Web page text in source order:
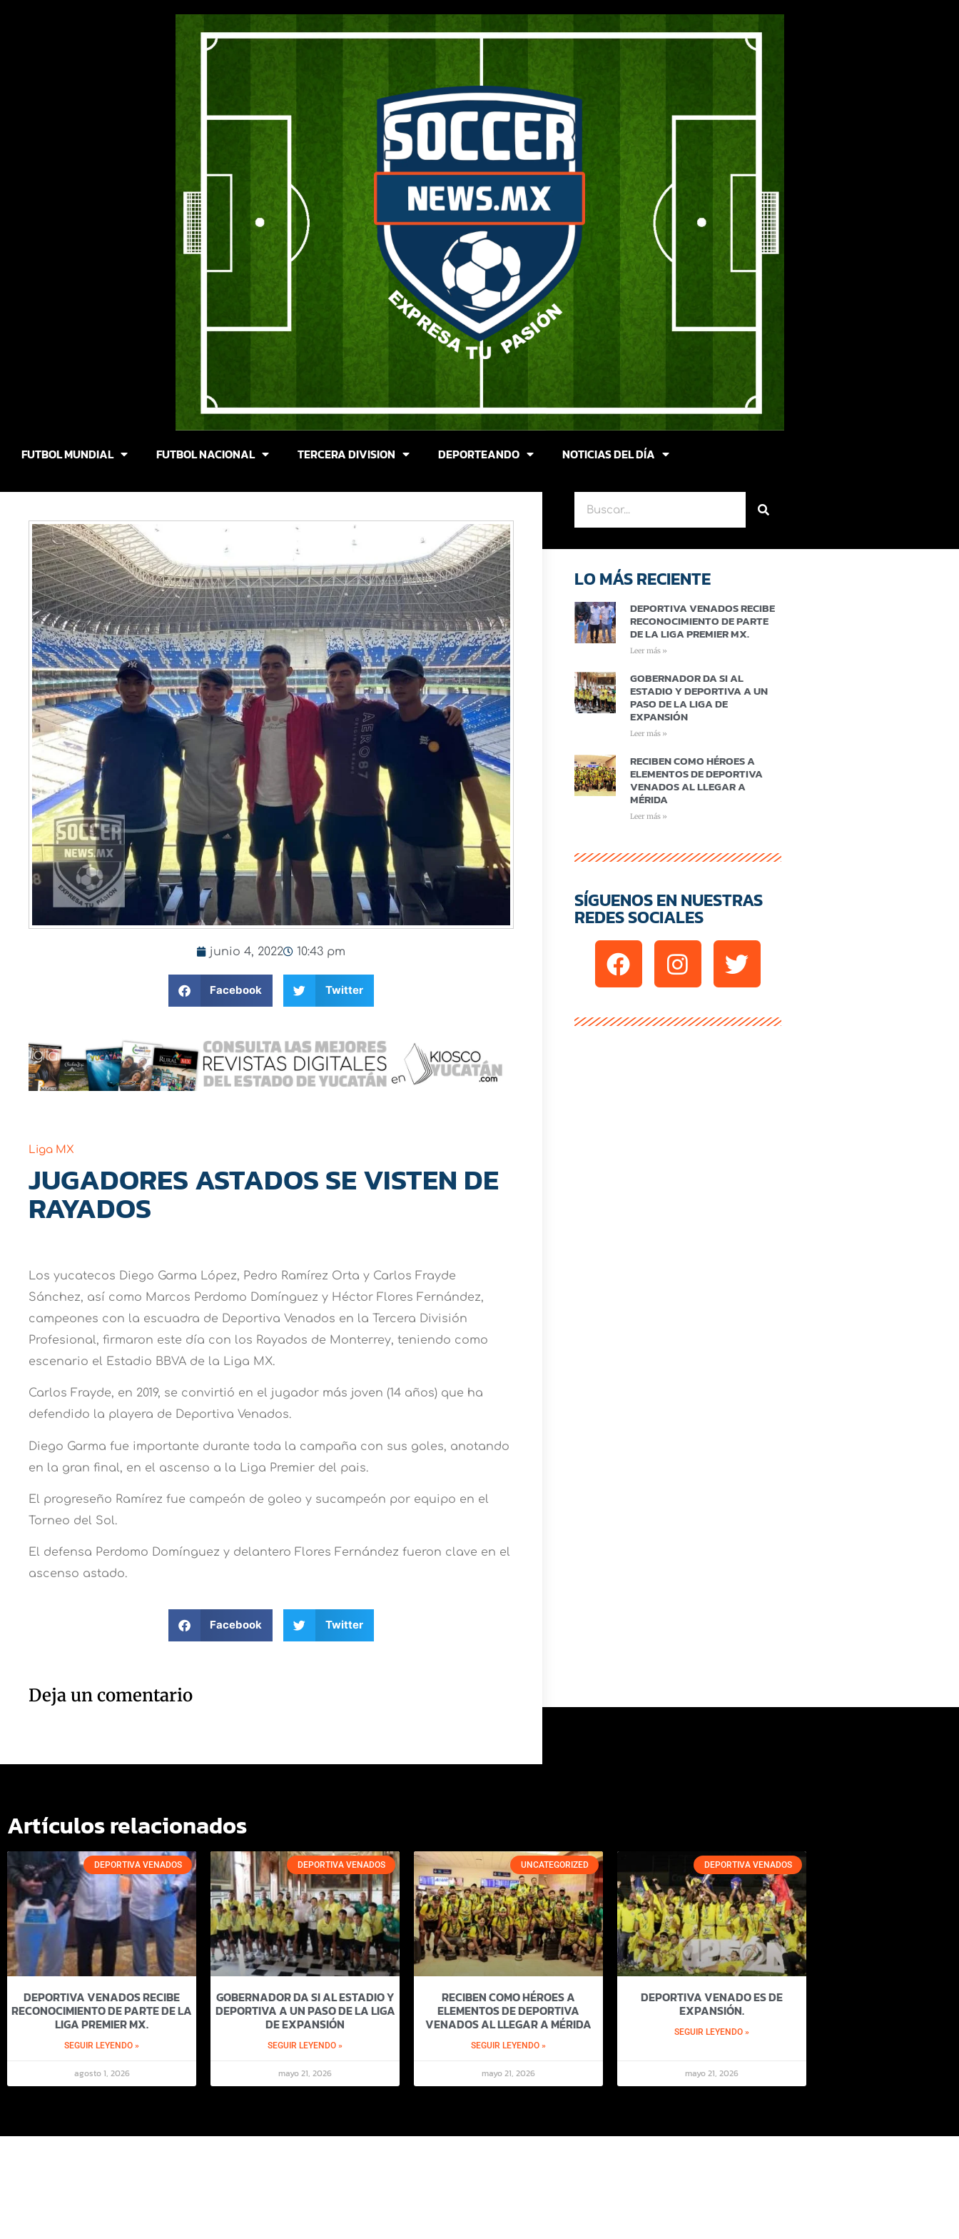
FUTBOL MUNDIAL FUTBOL NACIONAL TERCERA DIVISION DEPORTEANDO NOTICIAS DEL DÍA
junio 4, 2022 10:43 pm
Facebook Twitter
Liga MX
JUGADORES ASTADOS SE VISTEN DE
RAYADOS
Los yucatecos Diego Garma López, Pedro Ramírez Orta y Carlos Frayde
Sánchez, así como Marcos Perdomo Domínguez y Héctor Flores Fernández,
campeones con la escuadra de Deportiva Venados en la Tercera División
Profesional, firmaron este día con los Rayados de Monterrey, teniendo como
escenario el Estadio BBVA de la Liga MX.
Carlos Frayde, en 2019, se convirtió en el jugador más joven (14 años) que ha
defendido la playera de Deportiva Venados.
Diego Garma fue importante durante toda la campaña con sus goles, anotando
en la gran final, en el ascenso a la Liga Premier del pais.
El progreseño Ramírez fue campeón de goleo y sucampeón por equipo en el
Torneo del Sol.
El defensa Perdomo Domínguez y delantero Flores Fernández fueron clave en el
ascenso astado.
Facebook Twitter
Deja un comentario
LO MÁS RECIENTE
DEPORTIVA VENADOS RECIBE
RECONOCIMIENTO DE PARTE
DE LA LIGA PREMIER MX.
Leer más »
GOBERNADOR DA SI AL
ESTADIO Y DEPORTIVA A UN
PASO DE LA LIGA DE
EXPANSIÓN
Leer más »
RECIBEN COMO HÉROES A
ELEMENTOS DE DEPORTIVA
VENADOS AL LLEGAR A
MÉRIDA
Leer más »
SÍGUENOS EN NUESTRAS
REDES SOCIALES
Artículos relacionados
DEPORTIVA VENADOS
DEPORTIVA VENADOS RECIBE
RECONOCIMIENTO DE PARTE DE LA
LIGA PREMIER MX.
SEGUIR LEYENDO »
agosto 1, 2026
DEPORTIVA VENADOS
GOBERNADOR DA SI AL ESTADIO Y
DEPORTIVA A UN PASO DE LA LIGA
DE EXPANSIÓN
SEGUIR LEYENDO »
mayo 21, 2026
UNCATEGORIZED
RECIBEN COMO HÉROES A
ELEMENTOS DE DEPORTIVA
VENADOS AL LLEGAR A MÉRIDA
SEGUIR LEYENDO »
mayo 21, 2026
DEPORTIVA VENADOS
DEPORTIVA VENADO ES DE
EXPANSIÓN.
SEGUIR LEYENDO »
mayo 21, 2026